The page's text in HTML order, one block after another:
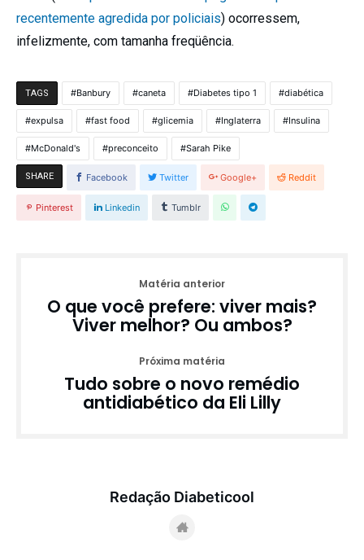
recentemente agredida por policiais) ocorressem,
infelizmente, com tamanha freqüência.
TAGS Banbury caneta Diabetes tipo 1 diabética
expulsa fast food glicemia Inglaterra Insulina
McDonald's preconceito Sarah Pike
SHARE Facebook Twitter Google+ Reddit
Pinterest Linkedin Tumblr
Matéria anterior
O que você prefere: viver mais?
Viver melhor? Ou ambos?
Próxima matéria
Tudo sobre o novo remédio
antidiabético da Eli Lilly
Redação Diabeticool